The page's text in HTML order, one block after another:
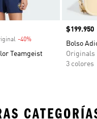
-40%
Teamgeist
Precio
$199.950
Bolso
Originals
3 colores